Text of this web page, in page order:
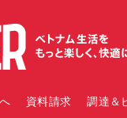
資料請求 調達＆